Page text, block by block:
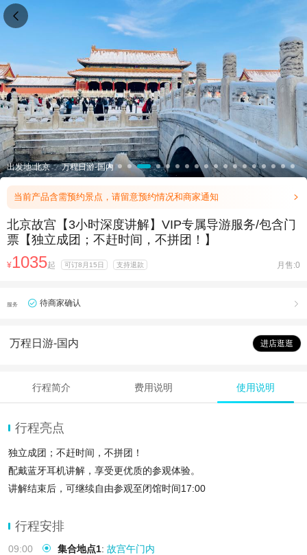
出发地:北京 万程日游-国内
当前产品含需预约景点，请留意预约情况和商家通知 
北京故宫【3小时深度讲解】VIP专属导游服务/包含门
票【独立成团；不赶时间，不拼团！】
¥1035起 可订8月15日 支持退款 月售:0
服务 待商家确认 
万程日游-国内 进店逛逛
行程简介 费用说明 使用说明
行程亮点
独立成团；不赶时间，不拼团！
配戴蓝牙耳机讲解，享受更优质的参观体验。
讲解结束后，可继续自由参观至闭馆时间17:00
行程安排
09:00 集合地点1: 故宫午门内
